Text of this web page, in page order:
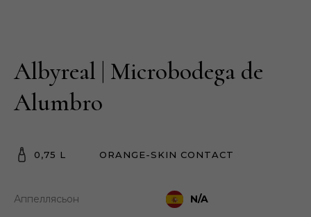
Albyreal | Microbodega de
Alumbro
0,75 L ORANGE-SKIN CONTACT
Аппеллясьон N/A